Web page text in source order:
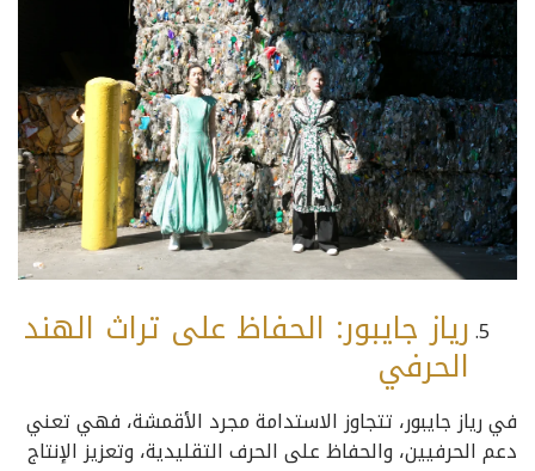
رياز جايبور: الحفاظ على تراث الهند
الحرفي
في رياز جايبور، تتجاوز الاستدامة مجرد الأقمشة، فهي تعني
دعم الحرفيين، والحفاظ على الحرف التقليدية، وتعزيز الإنتاج